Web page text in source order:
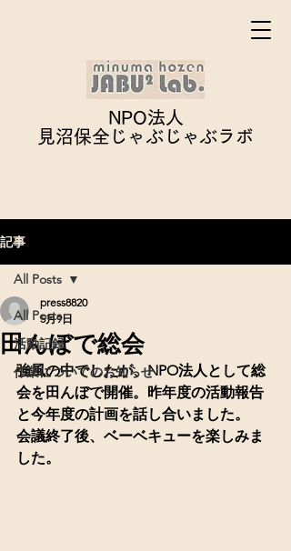
NPO法人
見沼保全じゃぶじゃぶラボ
記事
All Posts
活動記録
作業についてのお知らせ
All Posts
田んぼで総会
press8820
5月9日
強風の中でしたが、NPO法人として総
会を田んぼで開催。昨年度の活動報告
と今年度の計画を話し合いました。
会議終了後、ベーベキューを楽しみま
した。